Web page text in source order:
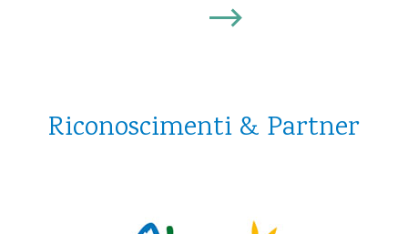
Riconoscimenti & Partner